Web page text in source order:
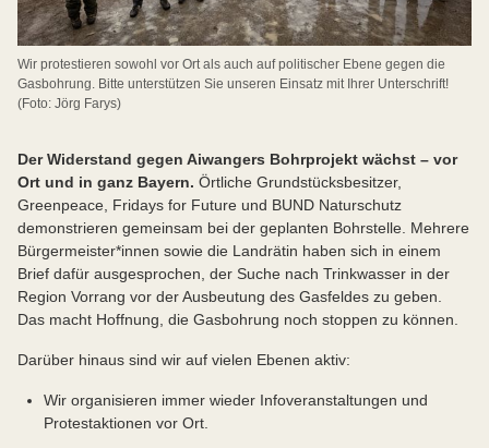
Wir protestieren sowohl vor Ort als auch auf politischer Ebene gegen die
Gasbohrung. Bitte unterstützen Sie unseren Einsatz mit Ihrer Unterschrift!
(Foto: Jörg Farys)
Der Widerstand gegen Aiwangers Bohrprojekt wächst – vor
Ort und in ganz Bayern. Örtliche Grundstücksbesitzer,
Greenpeace, Fridays for Future und BUND Naturschutz
demonstrieren gemeinsam bei der geplanten Bohrstelle. Mehrere
Bürgermeister*innen sowie die Landrätin haben sich in einem
Brief dafür ausgesprochen, der Suche nach Trinkwasser in der
Region Vorrang vor der Ausbeutung des Gasfeldes zu geben.
Das macht Hoffnung, die Gasbohrung noch stoppen zu können.
Darüber hinaus sind wir auf vielen Ebenen aktiv:
Wir organisieren immer wieder Infoveranstaltungen und
Protestaktionen vor Ort.